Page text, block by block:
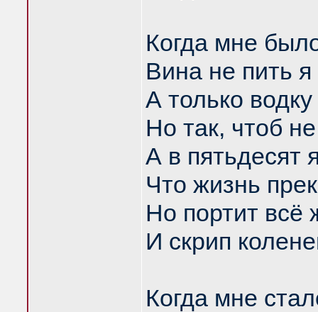
Когда мне
Вина не пить я
А только
Но так, чтоб
А в пятьдесят
Что жизнь
Но портит всё
И скрип
Когда мне